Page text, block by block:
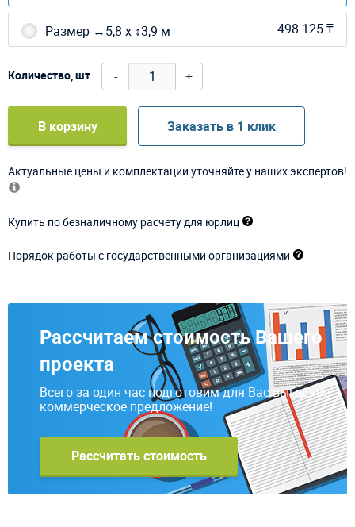
Размер ↔5,8 х ↕3,9 м 498 125 ₸
Количество, шт - +
В корзину Заказать в 1 клик
Актуальные цены и комплектации уточняйте у наших экспертов!
Купить по безналичному расчету для юрлиц
Порядок работы с государственными организациями
Рассчитаем стоимость Вашего
проекта
Всего за один час подготовим для Вас выгодное
коммерческое предложение!
Рассчитать стоимость